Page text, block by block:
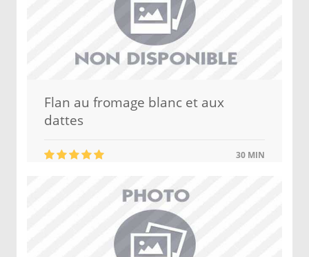
Flan au fromage blanc et aux
dattes
30 MIN